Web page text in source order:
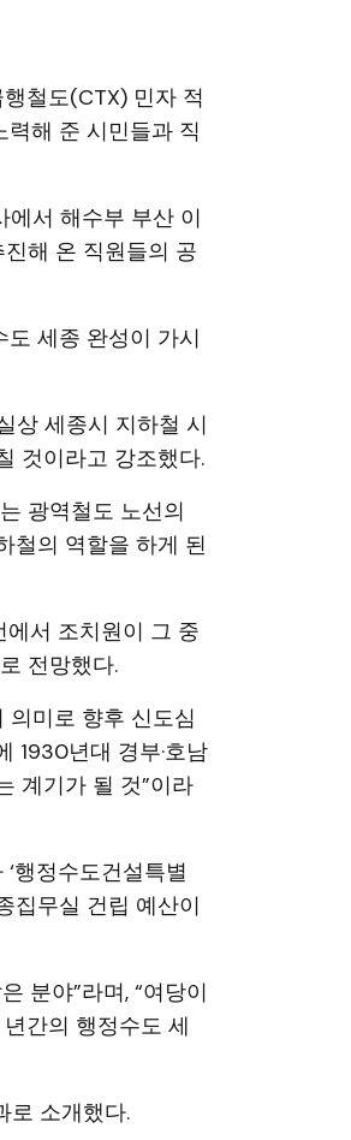
철도(CTX) 민자 적
해 준 시민들과 직
에서 해수부 부산 이
해 온 직원들의 공
세종 완성이 가시
상 세종시 지하철 시
것이라고 강조했다.
광역철도 노선의
철의 역할을 하게 된
에서 조치원이 그 중
전망했다.
의미로 향후 신도심
1930년대 경부·호남
계기가 될 것”이라
행정수도건설특별
집무실 건립 예산이
분야”라며, “여당이
간의 행정수도 세
로 소개했다.